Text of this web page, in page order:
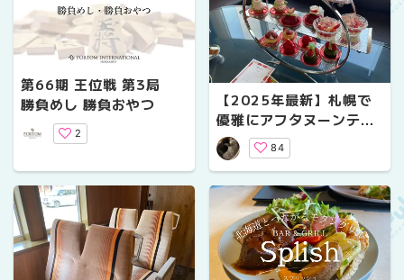
第66期 王位戦 第3局
勝負めし 勝負おやつ
2
【2025年最新】札幌で
優雅にアフタヌーンティ
ーを楽しむ♩人気おすす
め16選【カフェ&ホテ
ル】
84